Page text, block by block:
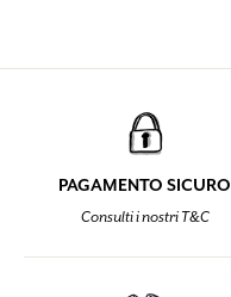
PAGAMENTO SICURO
Consulti i nostri T&C